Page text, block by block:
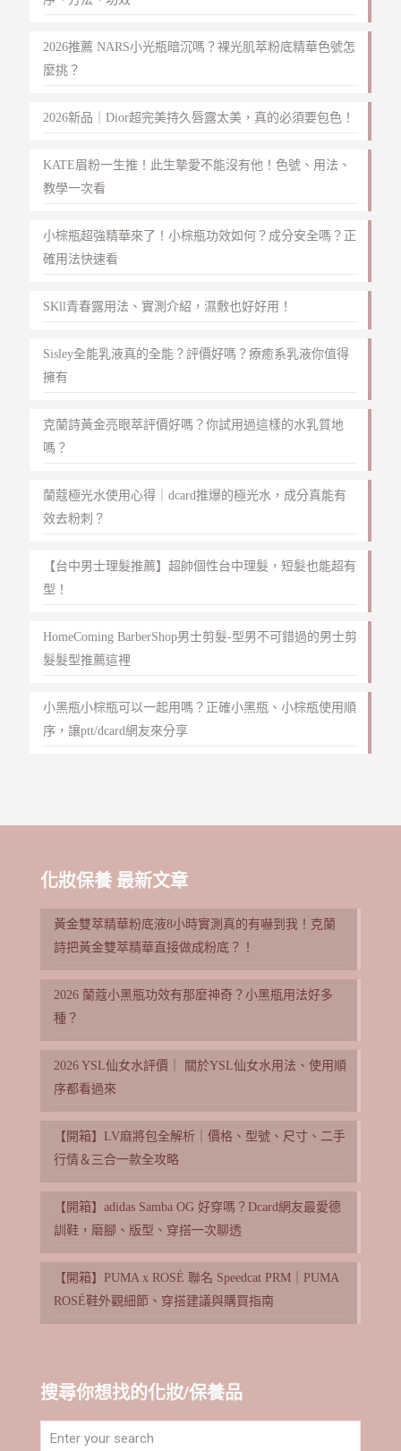
2026推薦 NARS小光瓶暗沉嗎？裸光肌萃粉底精華色號怎
麼挑？
2026新品｜Dior超完美持久唇露太美，真的必須要包色！
KATE眉粉一生推！此生摯愛不能沒有他！色號、用法、
教學一次看
小棕瓶超強精華來了！小棕瓶功效如何？成分安全嗎？正
確用法快速看
SKll青春露用法、實測介紹，濕敷也好好用！
Sisley全能乳液真的全能？評價好嗎？療癒系乳液你值得
擁有
克蘭詩黃金亮眼萃評價好嗎？你試用過這樣的水乳質地
嗎？
蘭蔻極光水使用心得｜dcard推爆的極光水，成分真能有
效去粉刺？
【台中男士理髮推薦】超帥個性台中理髮，短髮也能超有
型！
HomeComing BarberShop男士剪髮-型男不可錯過的男士剪
髮髮型推薦這裡
小黑瓶小棕瓶可以一起用嗎？正確小黑瓶、小棕瓶使用順
序，讓ptt/dcard網友來分享
化妝保養 最新文章
黃金雙萃精華粉底液8小時實測真的有嚇到我！克蘭
詩把黃金雙萃精華直接做成粉底？！
2026 蘭蔻小黑瓶功效有那麼神奇？小黑瓶用法好多
種？
2026 YSL仙女水評價｜ 關於YSL仙女水用法、使用順
序都看過來
【開箱】LV麻將包全解析｜價格、型號、尺寸、二手
行情＆三合一款全攻略
【開箱】adidas Samba OG 好穿嗎？Dcard網友最愛德
訓鞋，磨腳、版型、穿搭一次聊透
【開箱】PUMA x ROSÉ 聯名 Speedcat PRM｜PUMA
ROSÉ鞋外觀細節、穿搭建議與購買指南
搜尋你想找的化妝/保養品